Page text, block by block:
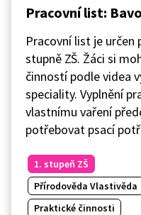
Pracovní list:
Pracovní list je určen
stupně ZŠ. Žáci si
činností podle videa
speciality. Vyplnění
vlastnímu vaření
potřebovat psací
1. stupeň ZŠ
Přírodověda Vlastivěda
Praktické činnosti